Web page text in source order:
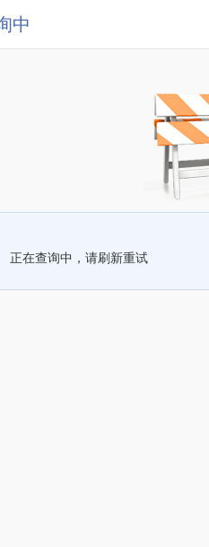
中
正在查询中，请刷新重试